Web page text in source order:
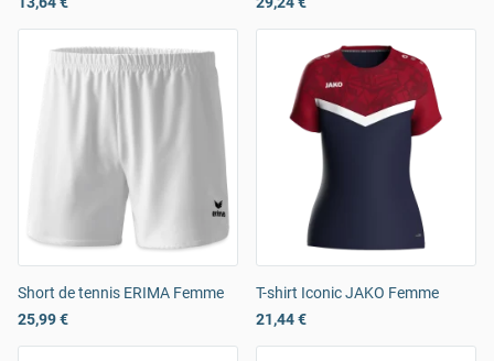
Short de tennis ERIMA Femme
25,99 €
T-shirt Iconic JAKO Femme
21,44 €